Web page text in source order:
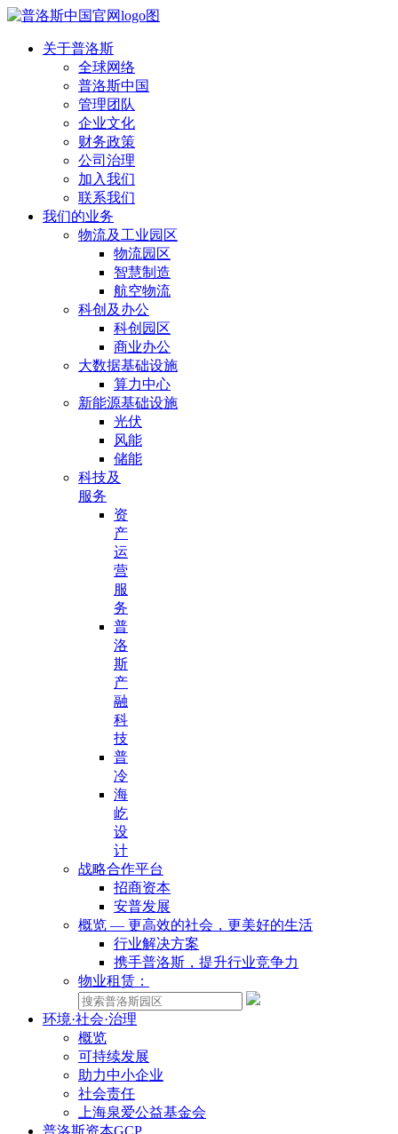
关于普洛斯
全球网络
普洛斯中国
管理团队
企业文化
财务政策
公司治理
加入我们
联系我们
我们的业务
物流及工业园区
物流园区
智慧制造
航空物流
科创及办公
科创园区
商业办公
大数据基础设施
算力中心
新能源基础设施
光伏
风能
储能
科技及
服务
资
产
运
营
服
务
普
洛
斯
产
融
科
技
普
冷
海
屹
设
计
战略合作平台
招商资本
安普发展
概览 — 更高效的社会，更美好的生活
行业解决方案
携手普洛斯，提升行业竞争力
物业租赁：
环境·社会·治理
概览
可持续发展
助力中小企业
社会责任
上海泉爱公益基金会
普洛斯资本GCP